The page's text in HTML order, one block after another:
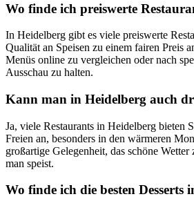
Wo finde ich preiswerte
In Heidelberg gibt es viele preiswerte
Qualität an Speisen zu einem fairen Preis
Menüs online zu vergleichen oder nach
Ausschau zu halten.
Kann man in Heidelberg auch
Ja, viele Restaurants in Heidelberg bieten
Freien an, besonders in den wärmeren
großartige Gelegenheit, das schöne Wetter
man speist.
Wo finde ich die besten Desserts